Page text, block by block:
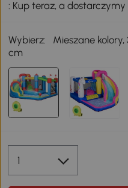
: Kup teraz, a dostarczymy
Wybierz:
Mieszane kolory,
cm